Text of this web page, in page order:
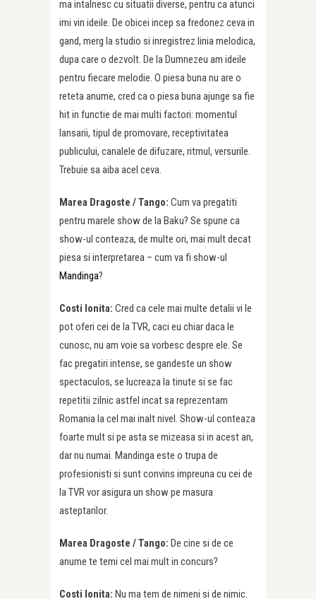
ma intalnesc cu situatii diverse, pentru ca atunci
imi vin ideile. De obicei incep sa fredonez ceva in
gand, merg la studio si inregistrez linia melodica,
dupa care o dezvolt. De la Dumnezeu am ideile
pentru fiecare melodie. O piesa buna nu are o
reteta anume, cred ca o piesa buna ajunge sa fie
hit in functie de mai multi factori: momentul
lansarii, tipul de promovare, receptivitatea
publicului, canalele de difuzare, ritmul, versurile.
Trebuie sa aiba acel ceva.
Marea Dragoste / Tango: Cum va pregatiti
pentru marele show de la Baku? Se spune ca
show-ul conteaza, de multe ori, mai mult decat
piesa si interpretarea – cum va fi show-ul
Mandinga?
Costi Ionita: Cred ca cele mai multe detalii vi le
pot oferi cei de la TVR, caci eu chiar daca le
cunosc, nu am voie sa vorbesc despre ele. Se
fac pregatiri intense, se gandeste un show
spectaculos, se lucreaza la tinute si se fac
repetitii zilnic astfel incat sa reprezentam
Romania la cel mai inalt nivel. Show-ul conteaza
foarte mult si pe asta se mizeasa si in acest an,
dar nu numai. Mandinga este o trupa de
profesionisti si sunt convins impreuna cu cei de
la TVR vor asigura un show pe masura
asteptarilor.
Marea Dragoste / Tango: De cine si de ce
anume te temi cel mai mult in concurs?
Costi Ionita: Nu ma tem de nimeni si de nimic.